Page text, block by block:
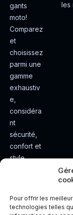
Pour offrir les
technologies telles
gants
moto!
Comparez
et
choisissez
parmi une
gamme
exhaustiv
e,
considéra
nt
sécurité,
confort et
style.
e de
les